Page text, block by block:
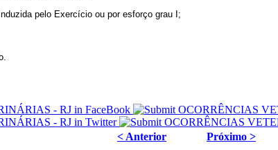
pelo Exercício ou por esforço grau I;
< Anterior Próximo >